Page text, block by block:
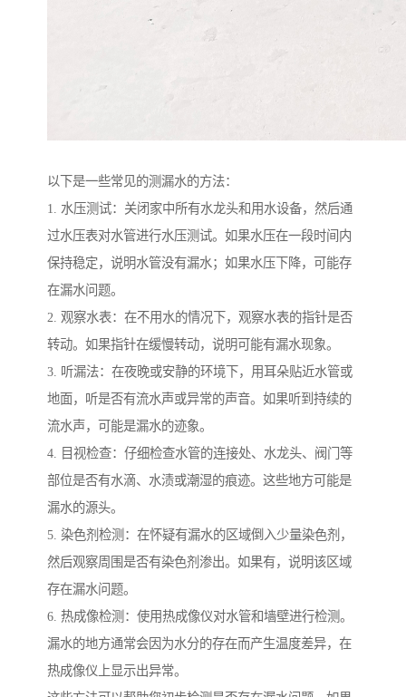
以下是一些常见的测漏水的方法：
1. 水压测试：关闭家中所有水龙头和用水设备，然后通
过水压表对水管进行水压测试。如果水压在一段时间内
保持稳定，说明水管没有漏水；如果水压下降，可能存
在漏水问题。
2. 观察水表：在不用水的情况下，观察水表的指针是否
转动。如果指针在缓慢转动，说明可能有漏水现象。
3. 听漏法：在夜晚或安静的环境下，用耳朵贴近水管或
地面，听是否有流水声或异常的声音。如果听到持续的
流水声，可能是漏水的迹象。
4. 目视检查：仔细检查水管的连接处、水龙头、阀门等
部位是否有水滴、水渍或潮湿的痕迹。这些地方可能是
漏水的源头。
5. 染色剂检测：在怀疑有漏水的区域倒入少量染色剂，
然后观察周围是否有染色剂渗出。如果有，说明该区域
存在漏水问题。
6. 热成像检测：使用热成像仪对水管和墙壁进行检测。
漏水的地方通常会因为水分的存在而产生温度差异，在
热成像仪上显示出异常。